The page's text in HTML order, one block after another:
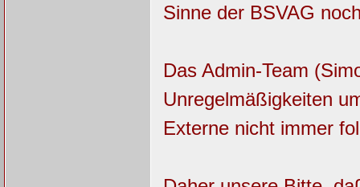
Sinne der BSVAG
Das Admin-Team
Unregelmäßigkeiten
Externe nicht immer